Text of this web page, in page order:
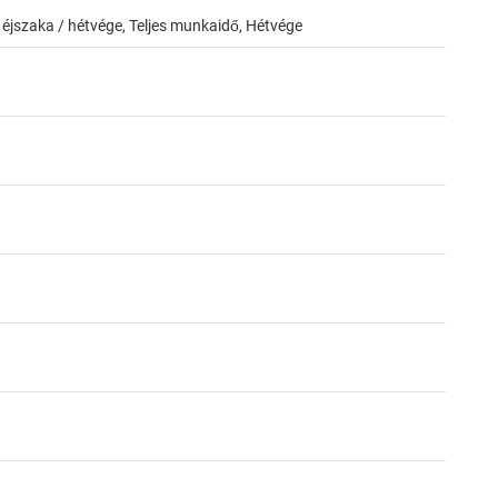
/ hétvége, Teljes munkaidő, Hétvége
4bf5-8a43-b9e1407ecfe3
d565759a7e7c
c546-4005-9395-5c25bb80003c